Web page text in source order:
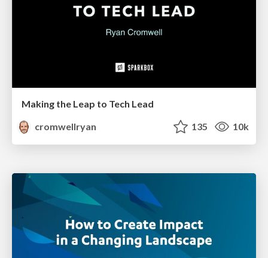
Making the Leap to Tech Lead
cromwellryan
135 10k